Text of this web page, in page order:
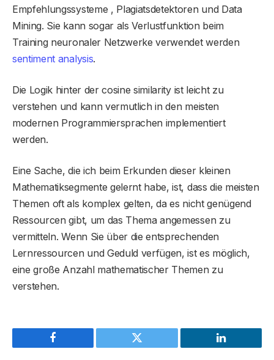
Empfehlungssysteme , Plagiatsdetektoren und Data
Mining. Sie kann sogar als Verlustfunktion beim
Training neuronaler Netzwerke verwendet werden
sentiment analysis.
Die Logik hinter der cosine similarity ist leicht zu
verstehen und kann vermutlich in den meisten
modernen Programmiersprachen implementiert
werden.
Eine Sache, die ich beim Erkunden dieser kleinen
Mathematiksegmente gelernt habe, ist, dass die meisten
Themen oft als komplex gelten, da es nicht genügend
Ressourcen gibt, um das Thema angemessen zu
vermitteln. Wenn Sie über die entsprechenden
Lernressourcen und Geduld verfügen, ist es möglich,
eine große Anzahl mathematischer Themen zu
verstehen.
Facebook Twitter LinkedIn